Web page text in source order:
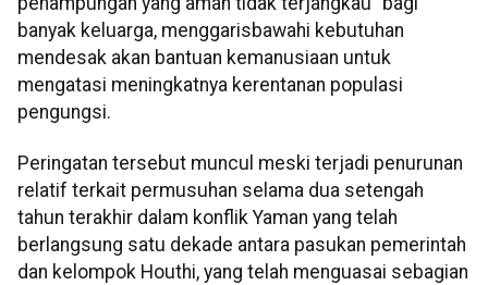
banyak keluarga, menggarisbawahi kebutuhan
mendesak akan bantuan kemanusiaan untuk
mengatasi meningkatnya kerentanan populasi
pengungsi.
Peringatan tersebut muncul meski terjadi penurunan
relatif terkait permusuhan selama dua setengah
tahun terakhir dalam konflik Yaman yang telah
berlangsung satu dekade antara pasukan pemerintah
dan kelompok Houthi, yang telah menguasai sebagian